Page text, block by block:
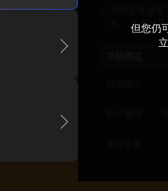
但您仍
我同意透過
。 絕無垃